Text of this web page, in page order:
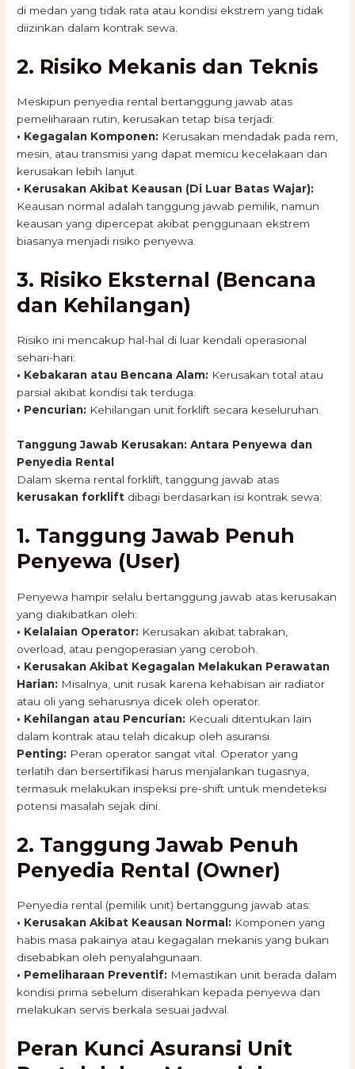
di medan yang tidak rata atau kondisi ekstrem yang tidak
diizinkan dalam kontrak sewa.
2. Risiko Mekanis dan Teknis
Meskipun penyedia rental bertanggung jawab atas
pemeliharaan rutin, kerusakan tetap bisa terjadi:
• Kegagalan Komponen: Kerusakan mendadak pada rem,
mesin, atau transmisi yang dapat memicu kecelakaan dan
kerusakan lebih lanjut.
• Kerusakan Akibat Keausan (Di Luar Batas Wajar):
Keausan normal adalah tanggung jawab pemilik, namun
keausan yang dipercepat akibat penggunaan ekstrem
biasanya menjadi risiko penyewa.
3. Risiko Eksternal (Bencana
dan Kehilangan)
Risiko ini mencakup hal-hal di luar kendali operasional
sehari-hari:
• Kebakaran atau Bencana Alam: Kerusakan total atau
parsial akibat kondisi tak terduga.
• Pencurian: Kehilangan unit forklift secara keseluruhan.
Tanggung Jawab Kerusakan: Antara Penyewa dan
Penyedia Rental
Dalam skema rental forklift, tanggung jawab atas
kerusakan forklift dibagi berdasarkan isi kontrak sewa:
1. Tanggung Jawab Penuh
Penyewa (User)
Penyewa hampir selalu bertanggung jawab atas kerusakan
yang diakibatkan oleh:
• Kelalaian Operator: Kerusakan akibat tabrakan,
overload, atau pengoperasian yang ceroboh.
• Kerusakan Akibat Kegagalan Melakukan Perawatan
Harian: Misalnya, unit rusak karena kehabisan air radiator
atau oli yang seharusnya dicek oleh operator.
• Kehilangan atau Pencurian: Kecuali ditentukan lain
dalam kontrak atau telah dicakup oleh asuransi.
Penting: Peran operator sangat vital. Operator yang
terlatih dan bersertifikasi harus menjalankan tugasnya,
termasuk melakukan inspeksi pre-shift untuk mendeteksi
potensi masalah sejak dini.
2. Tanggung Jawab Penuh
Penyedia Rental (Owner)
Penyedia rental (pemilik unit) bertanggung jawab atas:
• Kerusakan Akibat Keausan Normal: Komponen yang
habis masa pakainya atau kegagalan mekanis yang bukan
disebabkan oleh penyalahgunaan.
• Pemeliharaan Preventif: Memastikan unit berada dalam
kondisi prima sebelum diserahkan kepada penyewa dan
melakukan servis berkala sesuai jadwal.
Peran Kunci Asuransi Unit